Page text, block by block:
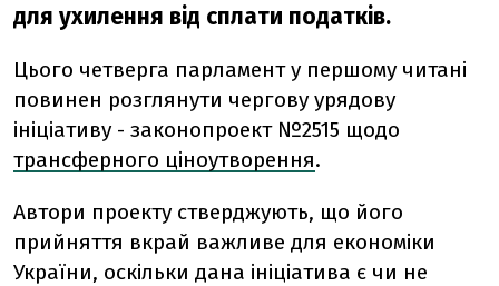
для ухилення від сплати податків.
Цього четверга парламент у першому читані
повинен розглянути чергову урядову
ініціативу - законопроект №2515 щодо
трансферного ціноутворення.
Автори проекту стверджують, що його
прийняття вкрай важливе для економіки
України, оскільки дана ініціатива є чи не